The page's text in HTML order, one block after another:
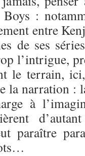
:
entre
de ses
l’intrigue,
le terrain,
la narration :
à
paraître